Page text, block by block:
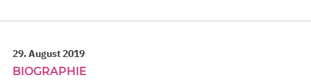
29. August 2019
BIOGRAPHIE